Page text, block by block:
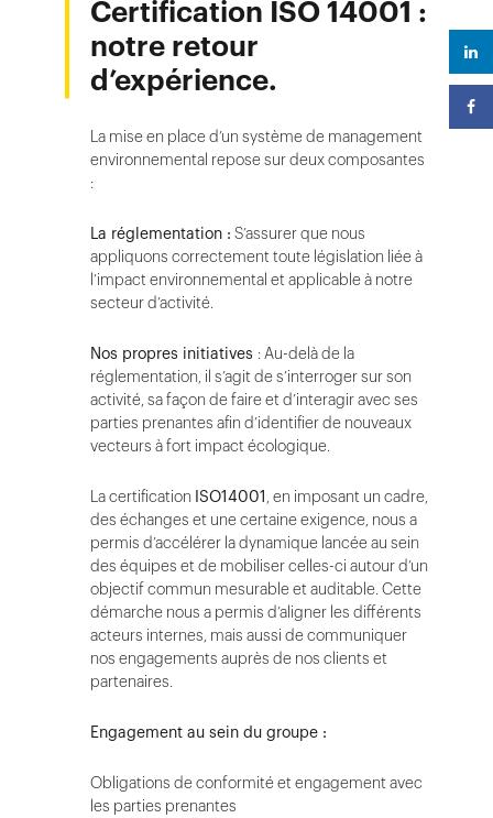
Certification ISO 14001 :
notre retour
d’expérience.
La mise en place d’un système de management
environnemental repose sur deux composantes
:
La réglementation : S’assurer que nous
appliquons correctement toute législation liée à
l’impact environnemental et applicable à notre
secteur d’activité.
Nos propres initiatives : Au-delà de la
réglementation, il s’agit de s’interroger sur son
activité, sa façon de faire et d’interagir avec ses
parties prenantes afin d’identifier de nouveaux
vecteurs à fort impact écologique.
La certification ISO14001, en imposant un cadre,
des échanges et une certaine exigence, nous a
permis d’accélérer la dynamique lancée au sein
des équipes et de mobiliser celles-ci autour d’un
objectif commun mesurable et auditable. Cette
démarche nous a permis d’aligner les différents
acteurs internes, mais aussi de communiquer
nos engagements auprès de nos clients et
partenaires.
Engagement au sein du groupe :
Obligations de conformité et engagement avec
les parties prenantes